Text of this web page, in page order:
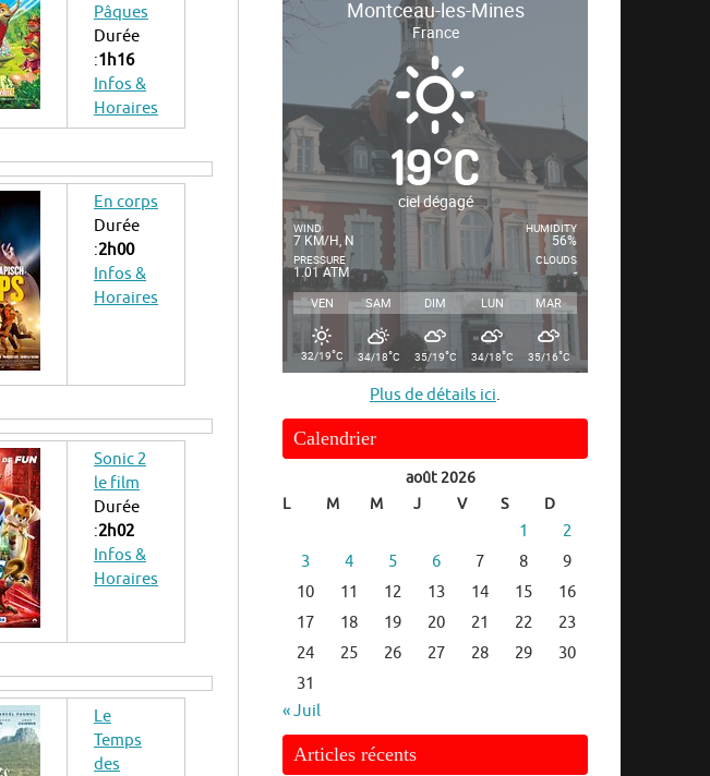
Pâques
Durée
:1h16
Infos &
Horaires
En corps
Durée
:2h00
Infos &
Horaires
Sonic 2
le film
Durée
:2h02
Infos &
Horaires
Le
Temps
des
Montceau-les-Mines
France
19°C
ciel dégagé
WIND
7 KM/H, N
PRESSURE
1.01 ATM
HUMIDITY
56%
CLOUDS
-
VEN SAM DIM LUN MAR
32/19°C 34/18°C 35/19°C 34/18°C 35/16°C
Plus de détails ici.
Calendrier
août 2026
L
M M J V S D
1
2
3
4 5 6 7 8
9
10
11 12 13 14 15
16
17
18 19 20 21 22
23
24
25 26 27 28 29
30
31
« Juil
Articles récents